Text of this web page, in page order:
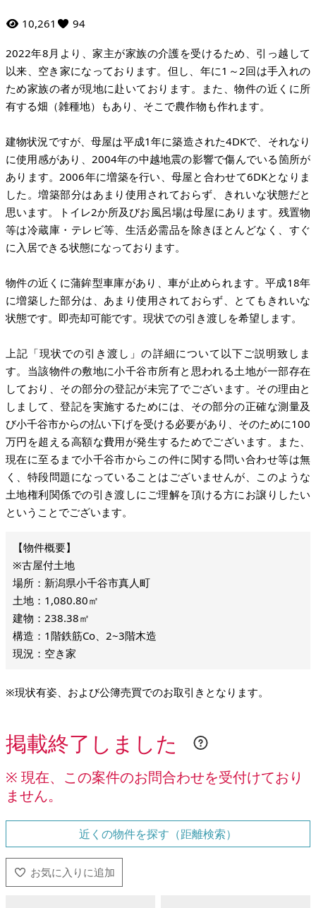
10,261 94
2022年8月より、家主が家族の介護を受けるため、引っ越して
以来、空き家になっております。但し、年に1～2回は手入れの
ため家族の者が現地に赴いております。また、物件の近くに所
有する畑（雑種地）もあり、そこで農作物も作れます。
建物状況ですが、母屋は平成1年に築造された4DKで、それなり
に使用感があり、2004年の中越地震の影響で傷んでいる箇所が
あります。2006年に増築を行い、母屋と合わせて6DKとなりま
した。増築部分はあまり使用されておらず、きれいな状態だと
思います。トイレ2か所及びお風呂場は母屋にあります。残置物
等は冷蔵庫・テレビ等、生活必需品を除きほとんどなく、すぐ
に入居できる状態になっております。
物件の近くに蒲鉾型車庫があり、車が止められます。平成18年
に増築した部分は、あまり使用されておらず、とてもきれいな
状態です。即売却可能です。現状での引き渡しを希望します。
上記「現状での引き渡し」の詳細について以下ご説明致しま
す。当該物件の敷地に小千谷市所有と思われる土地が一部存在
しており、その部分の登記が未完了でございます。その理由と
しまして、登記を実施するためには、その部分の正確な測量及
び小千谷市からの払い下げを受ける必要があり、そのために100
万円を超える高額な費用が発生するためでございます。また、
現在に至るまで小千谷市からこの件に関する問い合わせ等は無
く、特段問題になっていることはございませんが、このような
土地権利関係での引き渡しにご理解を頂ける方にお譲りしたい
ということでございます。
※古屋付土地
場所：新潟県小千谷市真人町
土地：1,080.80㎡
建物：238.38㎡
構造：1階鉄筋Co、2~3階木造
現況：空き家
※現状有姿、および公簿売買でのお取引きとなります。
掲載終了しました
※ 現在、この案件のお問合わせを受付けており
ません。
近くの物件を探す（距離検索）